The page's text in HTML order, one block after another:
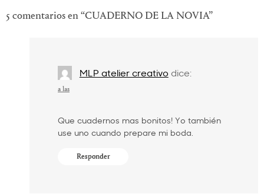
5 comentarios en “CUADERNO DE LA NOVIA”
MLP atelier creativo dice:
a las
Que cuadernos mas bonitos! Yo también
use uno cuando prepare mi boda.
Responder